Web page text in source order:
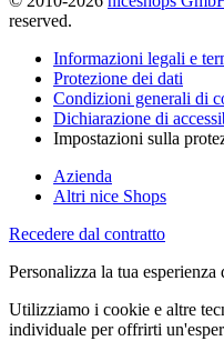
reserved.
Informazioni legali e
Protezione dei dati
Condizioni generali di
Dichiarazione di
Impostazioni sulla
Azienda
Altri nice Shops
Recedere dal contratto
Personalizza la tua esperienza
Utilizziamo i cookie e altre
individuale per offrirti